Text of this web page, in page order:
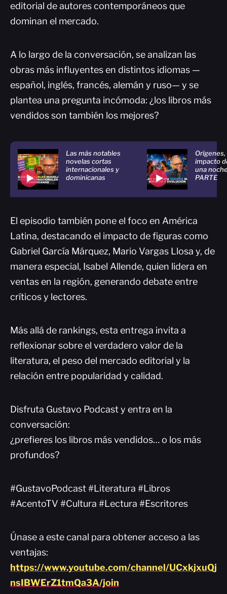
editorial de autores contemporáneos que
dominan el mercado.
A lo largo de la conversación, se analizan las
obras más influyentes en distintos idiomas —
español, inglés, francés, alemán y ruso— y se
plantea una pregunta incómoda: ¿los libros más
vendidos son también los mejores?
Las más notables
novelas cortas
internacionales y
dominicanas
impacto
una
PARTE
El episodio también pone el foco en América
Latina, destacando el impacto de figuras como
Gabriel García Márquez, Mario Vargas Llosa y, de
manera especial, Isabel Allende, quien lidera en
ventas en la región, generando debate entre
críticos y lectores.
Más allá de rankings, esta entrega invita a
reflexionar sobre el verdadero valor de la
literatura, el peso del mercado editorial y la
relación entre popularidad y calidad.
Disfruta Gustavo Podcast y entra en la
conversación:
¿prefieres los libros más vendidos… o los más
profundos?
#GustavoPodcast #Literatura #Libros
#AcentoTV #Cultura #Lectura #Escritores
Únase a este canal para obtener acceso a las
ventajas:
https://www.youtube.com/channel/UCxkjxuQj
nsIBWErZ1tmQa3A/join